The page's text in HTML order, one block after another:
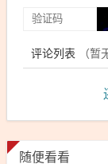
评论列表 （暂
随便看看